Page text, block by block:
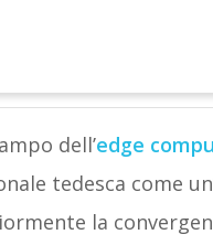
dell’edge
tedesca come
la